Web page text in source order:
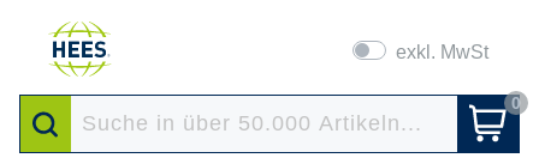
exkl. MwSt
0